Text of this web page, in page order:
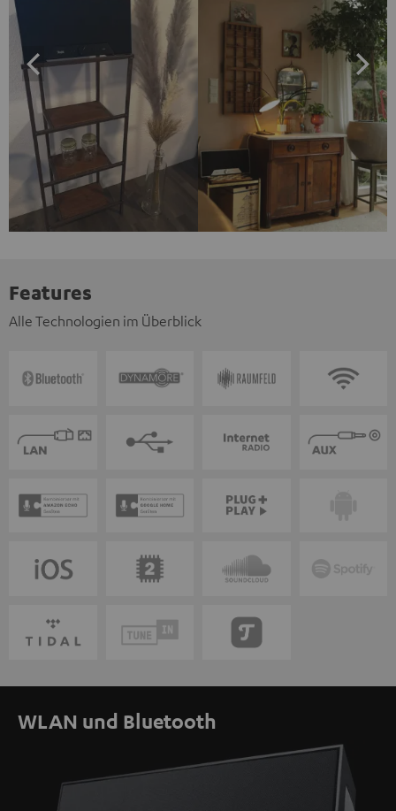
Features
Alle Technologien im Überblick
WLAN und Bluetooth